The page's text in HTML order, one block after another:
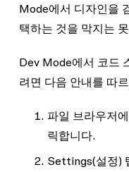
Mode에서 디자인을
택하는 것을 막지는
Dev Mode에서 코드
려면 다음 안내를 따
파일 브라우저
릭합니다.
Settings(설정)